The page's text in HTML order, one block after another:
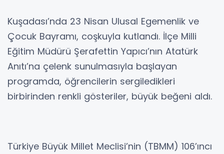
Kuşadası’nda 23 Nisan Ulusal Egemenlik ve
Çocuk Bayramı, coşkuyla kutlandı. İlçe Milli
Eğitim Müdürü Şerafettin Yapıcı’nın Atatürk
Anıtı’na çelenk sunulmasıyla başlayan
programda, öğrencilerin sergiledikleri
birbirinden renkli gösteriler, büyük beğeni aldı.
Türkiye Büyük Millet Meclisi’nin (TBMM) 106’ıncı